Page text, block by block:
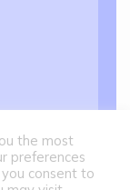
the most
preferences
you consent to